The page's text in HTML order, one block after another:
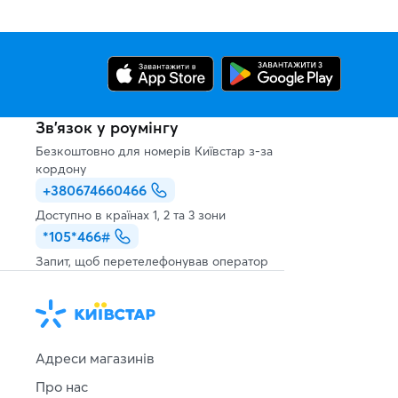
Зв’язок у роумінгу
Безкоштовно для номерів Київстар з-за
кордону
+380674660466
Доступно в країнах 1, 2 та 3 зони
*105*466#
Запит, щоб перетелефонував оператор
Адреси магазинів
Про нас